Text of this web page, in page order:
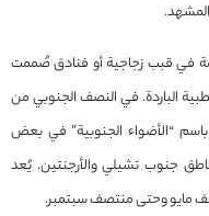
في قبب زجاجية أو فنادق صُممت
الباردة. في النصف الجنوبي من
“الأضواء الجنوبية” في بعض
جنوب تشيلي والأرجنتين. يُعد
مايو وحتى منتصف سبتمبر.